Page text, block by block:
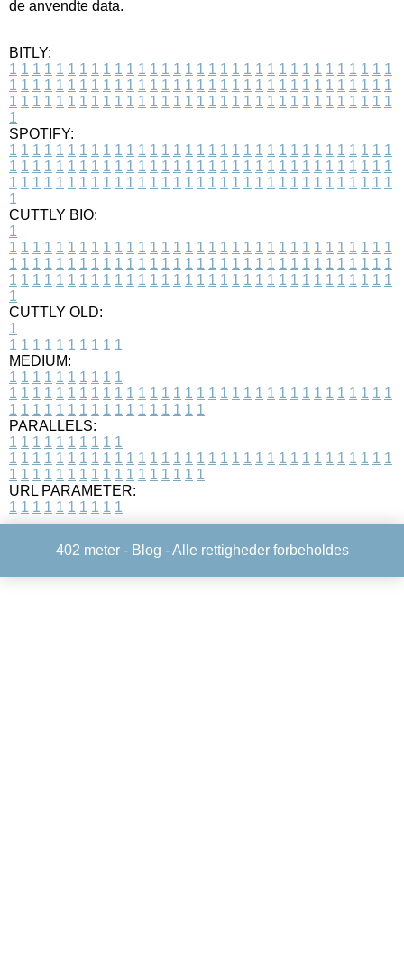
de anvendte data.
BITLY:
1 1 1 1 1 1 1 1 1 1 1 1 1 1 1 1 1 1 1 1 1 1 1 1 1 1 1 1 1 1 1 1 1
1 1 1 1 1 1 1 1 1 1 1 1 1 1 1 1 1 1 1 1 1 1 1 1 1 1 1 1 1 1 1 1 1
1 1 1 1 1 1 1 1 1 1 1 1 1 1 1 1 1 1 1 1 1 1 1 1 1 1 1 1 1 1 1 1 1
1
SPOTIFY:
1 1 1 1 1 1 1 1 1 1 1 1 1 1 1 1 1 1 1 1 1 1 1 1 1 1 1 1 1 1 1 1 1
1 1 1 1 1 1 1 1 1 1 1 1 1 1 1 1 1 1 1 1 1 1 1 1 1 1 1 1 1 1 1 1 1
1 1 1 1 1 1 1 1 1 1 1 1 1 1 1 1 1 1 1 1 1 1 1 1 1 1 1 1 1 1 1 1 1
1
CUTTLY BIO:
1
1 1 1 1 1 1 1 1 1 1 1 1 1 1 1 1 1 1 1 1 1 1 1 1 1 1 1 1 1 1 1 1 1
1 1 1 1 1 1 1 1 1 1 1 1 1 1 1 1 1 1 1 1 1 1 1 1 1 1 1 1 1 1 1 1 1
1 1 1 1 1 1 1 1 1 1 1 1 1 1 1 1 1 1 1 1 1 1 1 1 1 1 1 1 1 1 1 1 1
1
CUTTLY OLD:
1
1 1 1 1 1 1 1 1 1 1
MEDIUM:
1 1 1 1 1 1 1 1 1 1
1 1 1 1 1 1 1 1 1 1 1 1 1 1 1 1 1 1 1 1 1 1 1 1 1 1 1 1 1 1 1 1 1
1 1 1 1 1 1 1 1 1 1 1 1 1 1 1 1 1
PARALLELS:
1 1 1 1 1 1 1 1 1 1
1 1 1 1 1 1 1 1 1 1 1 1 1 1 1 1 1 1 1 1 1 1 1 1 1 1 1 1 1 1 1 1 1
1 1 1 1 1 1 1 1 1 1 1 1 1 1 1 1 1
URL PARAMETER:
1 1 1 1 1 1 1 1 1 1
402 meter - Blog - Alle rettigheder forbeholdes